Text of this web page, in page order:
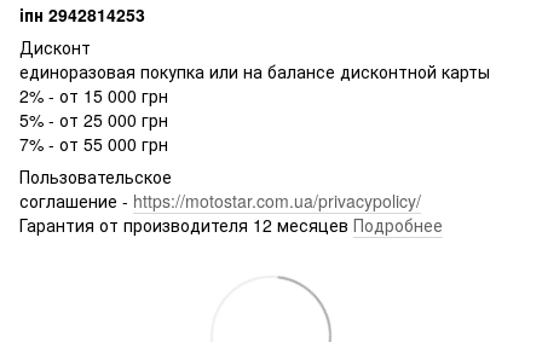
iпн 2942814253
Дисконт
единоразовая покупка или на балансе дисконтной карты
2% - от 15 000 грн
5% - от 25 000 грн
7% - от 55 000 грн
Пользовательское
соглашение - https://motostar.com.ua/privacypolicy/
Гарантия от производителя 12 месяцев Подробнее